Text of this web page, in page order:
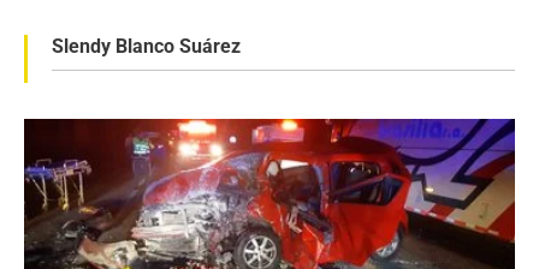
Slendy Blanco Suárez